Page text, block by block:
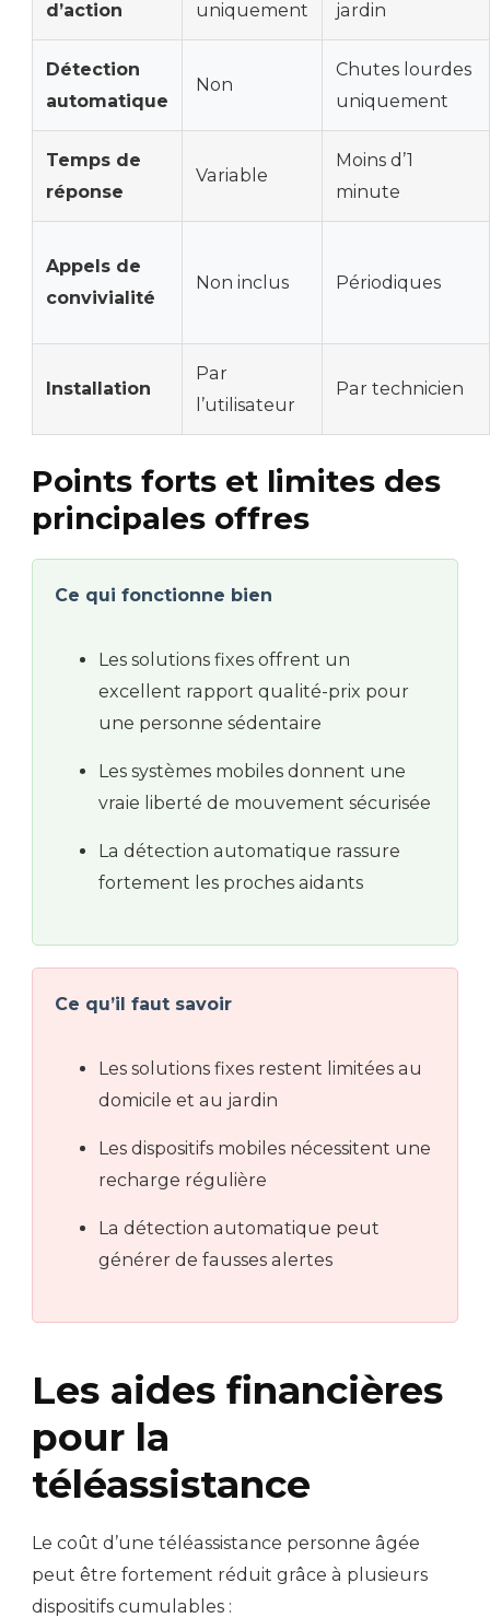
d’action uniquement jardin
Détection
automatique
Non
Chutes lourdes
uniquement
Temps de
réponse
Variable
Moins d’1
minute
Appels de
convivialité
Non inclus Périodiques
Installation
Par
l’utilisateur
Par technicien
Points forts et limites des
principales offres
Ce qui fonctionne bien
Les solutions fixes offrent un
excellent rapport qualité-prix pour
une personne sédentaire
Les systèmes mobiles donnent une
vraie liberté de mouvement sécurisée
La détection automatique rassure
fortement les proches aidants
Ce qu’il faut savoir
Les solutions fixes restent limitées au
domicile et au jardin
Les dispositifs mobiles nécessitent une
recharge régulière
La détection automatique peut
générer de fausses alertes
Les aides financières
pour la
téléassistance
Le coût d’une téléassistance personne âgée
peut être fortement réduit grâce à plusieurs
dispositifs cumulables :